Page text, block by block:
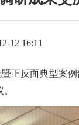
12 16:11
正反面典型案